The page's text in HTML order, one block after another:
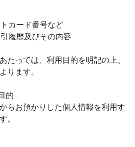
カード番号など
履歴及びその内容
たっては、利用目的を明記の上、
ります。
的
らお預かりした個人情報を利用す
。